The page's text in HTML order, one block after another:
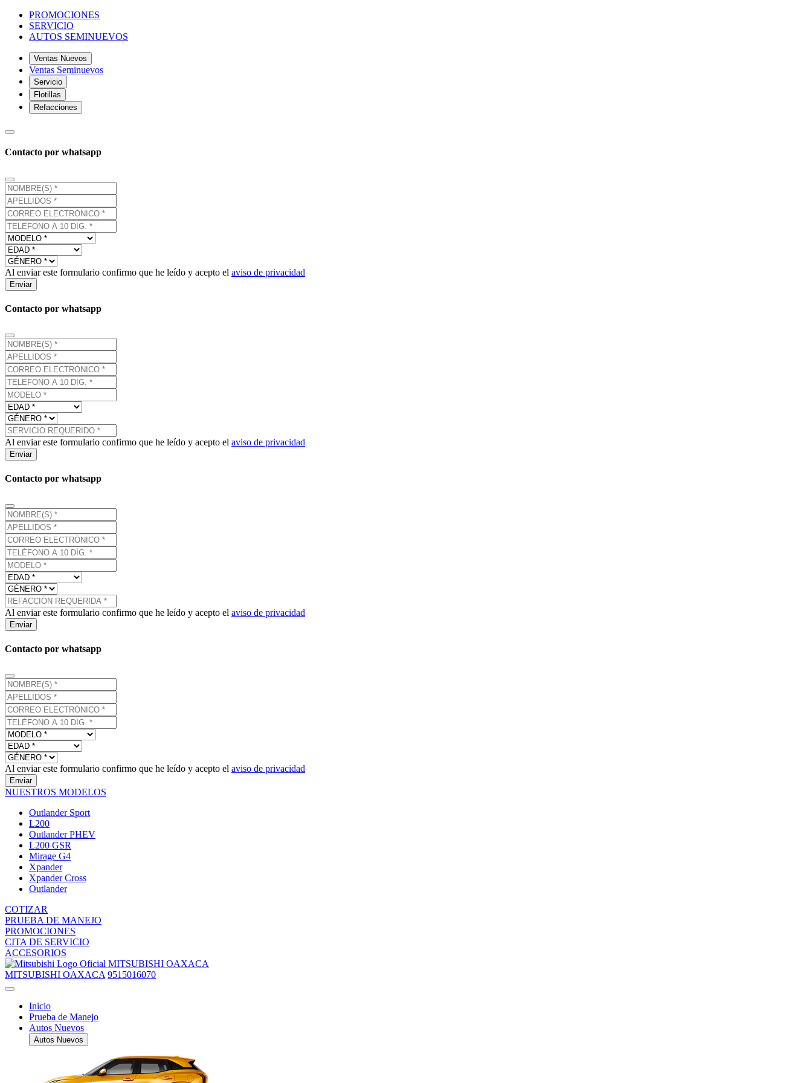
PROMOCIONES
SERVICIO
AUTOS SEMINUEVOS
Ventas Nuevos
Ventas Seminuevos
Servicio
Flotillas
Refacciones
Contacto por whatsapp
Al enviar este formulario confirmo que he leído y acepto el aviso de privacidad
Enviar
Contacto por whatsapp
Al enviar este formulario confirmo que he leído y acepto el aviso de privacidad
Enviar
Contacto por whatsapp
Al enviar este formulario confirmo que he leído y acepto el aviso de privacidad
Enviar
Contacto por whatsapp
Al enviar este formulario confirmo que he leído y acepto el aviso de privacidad
Enviar
NUESTROS MODELOS
Outlander Sport
L200
Outlander PHEV
L200 GSR
Mirage G4
Xpander
Xpander Cross
Outlander
COTIZAR
PRUEBA DE MANEJO
PROMOCIONES
CITA DE SERVICIO
ACCESORIOS
MITSUBISHI OAXACA
MITSUBISHI OAXACA 9515016070
Inicio
Prueba de Manejo
Autos Nuevos
Autos Nuevos